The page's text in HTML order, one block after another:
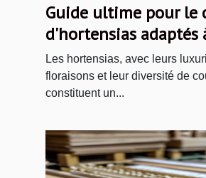
Guide ultime pour le
d'hortensias adaptés
jardin
Les hortensias, avec leurs
floraisons et leur diversité de
constituent un...